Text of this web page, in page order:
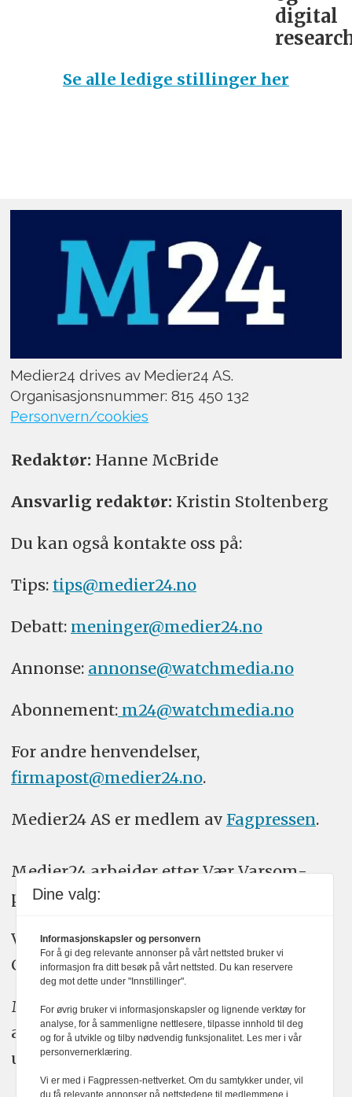
digital
Se alle ledige stillinger her
Medier24 drives av Medier24 AS.
Organisasjonsnummer: 815 450 132
Personvern/cookies
Redaktør: Hanne McBride
Ansvarlig redaktør: Kristin Stoltenberg
Du kan også kontakte oss på:
Tips: tips@medier24.no
Debatt: meninger@medier24.no
Annonse: annonse@watchmedia.no
Abonnement:m24@watchmedia.no
For andre henvendelser,
firmapost@medier24.no.
Medier24 AS er medlem av Fagpressen.
Medier24 arbeider etter Vær Varsom-
plakatens regler for god presseskikk.
Vi bruker KI-verktøy som ChatGPT,
Claude, og Gemini i journalistikken vår.
Medier24s redaksjon har alltid det fulle
ansvar for publisert innhold, med eller
uten bruk av kunstig intelligens.
Dine valg:
Informasjonskapsler og personvern
For å gi deg relevante annonser på vårt nettsted bruker vi
informasjon fra ditt besøk på vårt nettsted. Du kan reservere
deg mot dette under "Innstillinger".
For øvrig bruker vi informasjonskapsler og lignende verktøy for
analyse, for å sammenligne nettlesere, tilpasse innhold til deg
og for å utvikle og tilby nødvendig funksjonalitet. Les mer i vår
personvernerklæring.
Vi er med i Fagpressen-nettverket. Om du samtykker under, vil
du få relevante annonser på nettstedene til medlemmene i